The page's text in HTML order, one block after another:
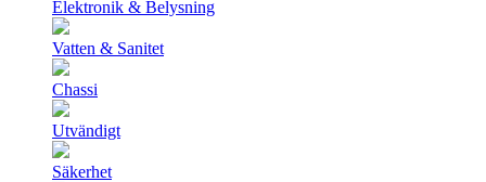
Elektronik & Belysning
Vatten & Sanitet
Chassi
Utvändigt
Säkerhet